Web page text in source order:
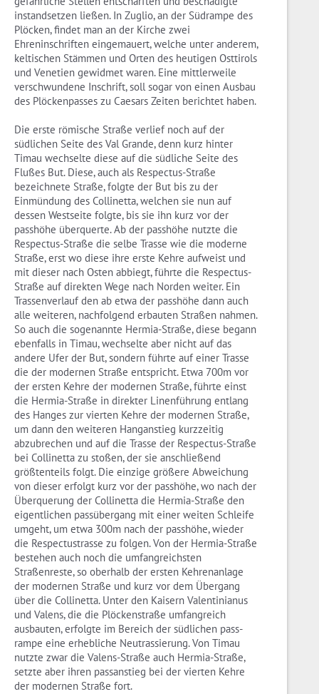
instandsetzen ließen. In Zuglio, an der Südrampe des
Plöcken, findet man an der Kirche zwei
Ehreninschriften eingemauert, welche unter anderem,
keltischen Stämmen und Orten des heutigen Osttirols
und Venetien gewidmet waren. Eine mittlerweile
verschwundene Inschrift, soll sogar von einen Ausbau
des Plöckenpasses zu Caesars Zeiten berichtet haben.
Die erste römische Straße verlief noch auf der
südlichen Seite des Val Grande, denn kurz hinter
Timau wechselte diese auf die südliche Seite des
Flußes But. Diese, auch als Respectus-Straße
bezeichnete Straße, folgte der But bis zu der
Einmündung des Collinetta, welchen sie nun auf
dessen Westseite folgte, bis sie ihn kurz vor der
passhöhe überquerte. Ab der passhöhe nutzte die
Respectus-Straße die selbe Trasse wie die moderne
Straße, erst wo diese ihre erste Kehre aufweist und
mit dieser nach Osten abbiegt, führte die Respectus-
Straße auf direkten Wege nach Norden weiter. Ein
Trassenverlauf den ab etwa der passhöhe dann auch
alle weiteren, nachfolgend erbauten Straßen nahmen.
So auch die sogenannte Hermia-Straße, diese begann
ebenfalls in Timau, wechselte aber nicht auf das
andere Ufer der But, sondern führte auf einer Trasse
die der modernen Straße entspricht. Etwa 700m vor
der ersten Kehre der modernen Straße, führte einst
die Hermia-Straße in direkter Linenführung entlang
des Hanges zur vierten Kehre der modernen Straße,
um dann den weiteren Hanganstieg kurzzeitig
abzubrechen und auf die Trasse der Respectus-Straße
bei Collinetta zu stoßen, der sie anschließend
größtenteils folgt. Die einzige größere Abweichung
von dieser erfolgt kurz vor der passhöhe, wo nach der
Überquerung der Collinetta die Hermia-Straße den
eigentlichen passübergang mit einer weiten Schleife
umgeht, um etwa 300m nach der passhöhe, wieder
die Respectustrasse zu folgen. Von der Hermia-Straße
bestehen auch noch die umfangreichsten
Straßenreste, so oberhalb der ersten Kehrenanlage
der modernen Straße und kurz vor dem Übergang
über die Collinetta. Unter den Kaisern Valentinianus
und Valens, die die Plöckenstraße umfangreich
ausbauten, erfolgte im Bereich der südlichen pass-
rampe eine erhebliche Neutrassierung. Von Timau
nutzte zwar die Valens-Straße auch Hermia-Straße,
setzte aber ihren passanstieg bei der vierten Kehre
der modernen Straße fort.